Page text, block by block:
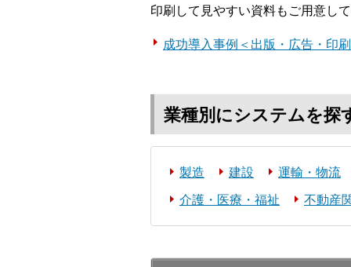
印刷して見やすい資料もご用意し
成功導入事例＜出版・広告・印
業種別にシステムを探
製造 建設 運輸・物流
介護・医療・福祉 不動産